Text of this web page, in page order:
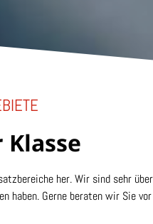
her. Wir sind sehr
haben. Gerne beraten wir Sie